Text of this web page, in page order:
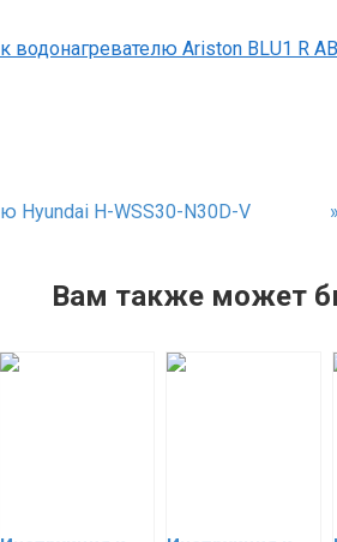
водонагревателю Ariston BLU1 R
Hyundai H-WSS30-N30D-V
Вам также может